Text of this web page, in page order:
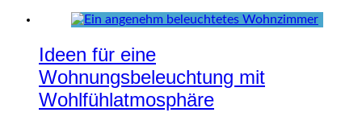
Ideen für eine
Wohnungsbeleuchtung mit
Wohlfühlatmosphäre